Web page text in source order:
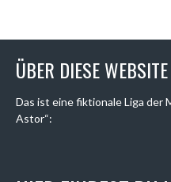
ÜBER DIESE WEBSITE
Das ist eine fiktionale Liga der
Astor“: